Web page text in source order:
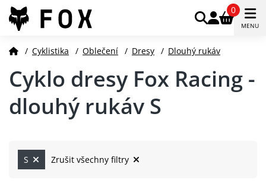
0
MENU
/ Cyklistika / Oblečení / Dresy / Dlouhý rukáv
Cyklo dresy Fox Racing -
dlouhý rukáv S
S Zrušit všechny filtry